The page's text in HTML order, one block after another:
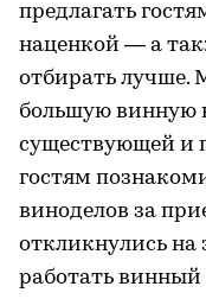
предлагать
наценкой — а
отбирать лучше.
большую винную
существующей и
гостям
виноделов за
откликнулись на
работать винный